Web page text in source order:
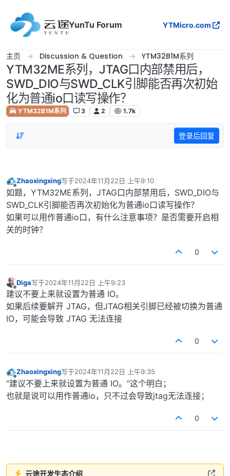
YunTu Forum
YTMicro.com
主页 Discussion & Question YTM32B1M系列
YTM32ME系列，JTAG口内部禁用后，
SWD_DIO与SWD_CLK引脚能否再次初始
化为普通io口读写操作？
YTM32B1M系列 3 2 1.7k
登录后回复
离线
Zhaoxingxing写于2024年11月22日 上午9:10
最后由 编辑
如题，YTM32ME系列，JTAG口内部禁用后，SWD_DIO与
SWD_CLK引脚能否再次初始化为普通io口读写操作？
如果可以用作普通io口，有什么注意事项？是否需要开启相
关的时钟？
0
离线
Diga写于2024年11月22日 上午9:23
最后由 编辑
建议不要上来就设置为普通 IO。
如果后续要解开 JTAG，但JTAG相关引脚已经被切换为普通
IO，可能会导致 JTAG 无法连接
0
离线
Zhaoxingxing写于2024年11月22日 上午9:35
最后由 编辑
“建议不要上来就设置为普通 IO。”这个明白；
也就是说可以用作普通io，只不过会导致jtag无法连接；
0
云途开发生态介绍